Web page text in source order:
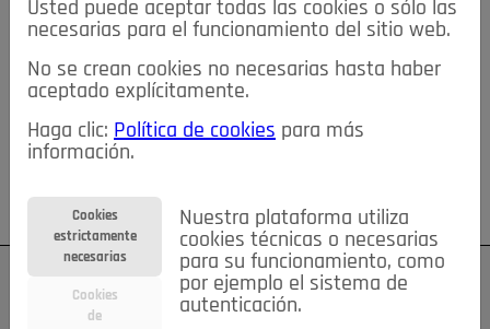
≡NOTICIAS
NOTICIAS SERVICIOS DE INTERÉS
TABLÓN DE ANUNCIOS MIS ANUNCIOS CONTACTO
NOSOTROS
Su cuenta Regístrese ¿Olvidó su contraseña?
Usted puede aceptar todas las cookies o sólo las
necesarias para el funcionamiento del sitio web.
No se crean cookies no necesarias hasta haber
aceptado explícitamente.
Haga clic: Política de cookies para más
información.
Cookies
estrictamente
necesarias
Cookies
de
Nuestra plataforma utiliza
cookies técnicas o necesarias
para su funcionamiento, como
por ejemplo el sistema de
autenticación.